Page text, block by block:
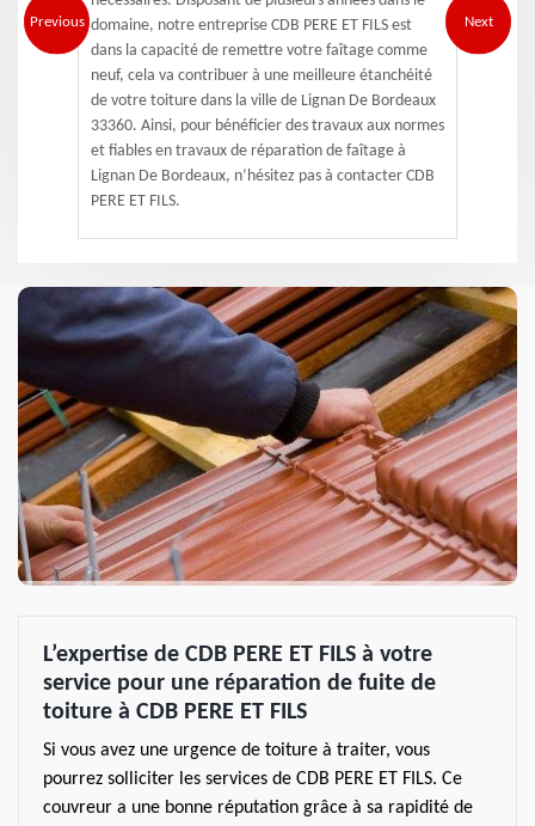
Previous domaine, notre entreprise CDB PERE ET FILS est
dans la capacité de remettre votre faîtage comme
neuf, cela va contribuer à une meilleure étanchéité
de votre toiture dans la ville de Lignan De Bordeaux
33360. Ainsi, pour bénéficier des travaux aux normes
et fiables en travaux de réparation de faîtage à
Lignan De Bordeaux, n’hésitez pas à contacter CDB
PERE ET FILS.
Next
L’expertise de CDB PERE ET FILS à votre
service pour une réparation de fuite de
toiture à CDB PERE ET FILS
Si vous avez une urgence de toiture à traiter, vous
pourrez solliciter les services de CDB PERE ET FILS. Ce
couvreur a une bonne réputation grâce à sa rapidité de